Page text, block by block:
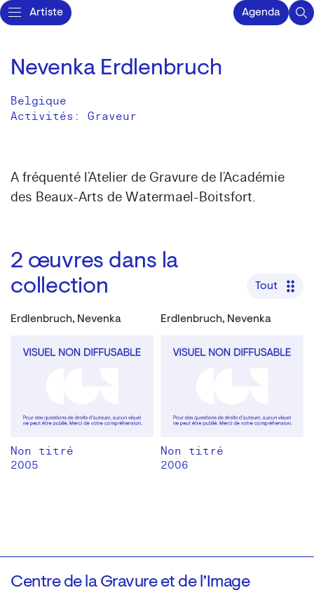
Artiste Agenda
Nevenka Erdlenbruch
Belgique
Activités: Graveur
A fréquenté l’Atelier de Gravure de l’Académie
des Beaux-Arts de Watermael-Boitsfort.
2 œuvres dans la
collection
Tout
Erdlenbruch, Nevenka
Non titré
2005
Erdlenbruch, Nevenka
Non titré
2006
Centre de la Gravure et de l’Image